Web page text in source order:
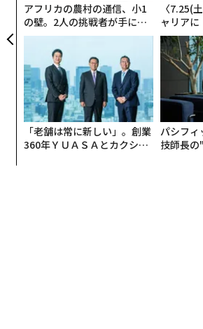
アフリカの農村の通信、小1
の壁。2人の挑戦者が手にし
た「次なる武器」
〈7.25(
ャリア
トップエ
リアに触
UMMIT
「老舗は常に新しい」。創業
360年ＹＵＡＳＡとカクシン
パシフィ
技師長